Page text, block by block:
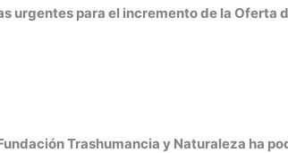
urgentes para el incremento de la Oferta
Trashumancia y Naturaleza ha